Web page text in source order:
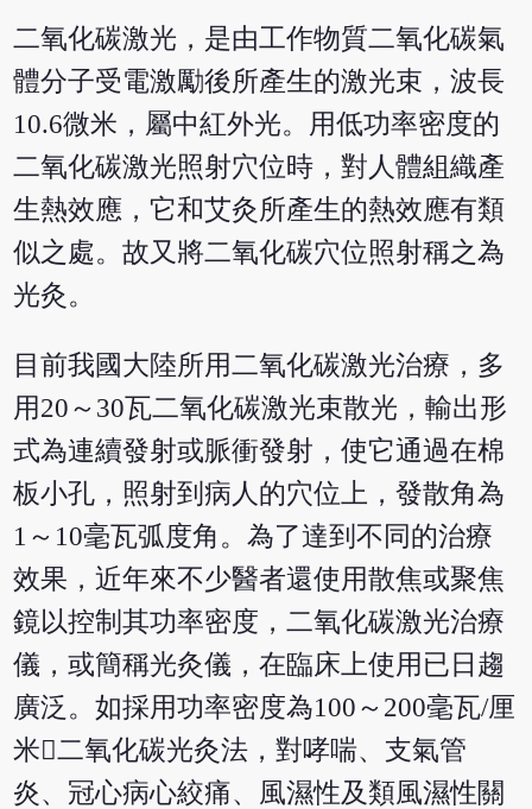
二氧化碳激光，是由工作物質二氧化碳氣
體分子受電激勵後所產生的激光束，波長
10.6微米，屬中紅外光。用低功率密度的
二氧化碳激光照射穴位時，對人體組織產
生熱效應，它和艾灸所產生的熱效應有類
似之處。故又將二氧化碳穴位照射稱之為
光灸。
目前我國大陸所用二氧化碳激光治療，多
用20～30瓦二氧化碳激光束散光，輸出形
式為連續發射或脈衝發射，使它通過在棉
板小孔，照射到病人的穴位上，發散角為
1～10毫瓦弧度角。為了達到不同的治療
效果，近年來不少醫者還使用散焦或聚焦
鏡以控制其功率密度，二氧化碳激光治療
儀，或簡稱光灸儀，在臨床上使用已日趨
廣泛。如採用功率密度為100～200毫瓦/厘
米二氧化碳光灸法，對哮喘、支氣管
炎、冠心病心絞痛、風濕性及類風濕性關